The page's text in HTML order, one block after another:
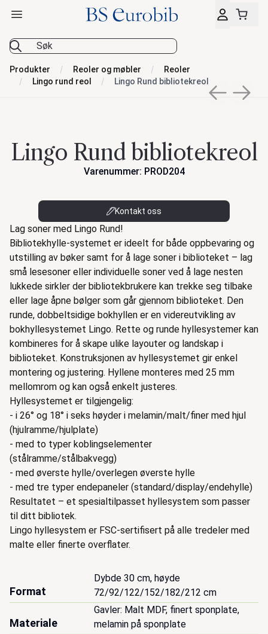
BS Eurobib
Åpne hovedmeny
Produkter Reoler og møbler
Reoler
Lingo rund reol
Lingo Rund bibliotekreol
Previous
Next
Lingo Rund bibliotekreol
Varenummer: PROD204
Kontakt oss
Beskrivelse
Lag soner med Lingo Rund!
Bibliotekhylle-systemet er ideelt for både oppbevaring og
utstilling av bøker samt for å lage soner i biblioteket – lag
små lesesoner eller individuelle soner ved å lage nesten
lukkede sirkler der bibliotekbrukere kan trekke seg tilbake
eller lage åpne bølger som går gjennom biblioteket. Den
runde, dobbeltsidige bokhyllen er en videreutvikling av
bokhyllesystemet Lingo. Rette og runde hyllesystemer kan
kombineres for å skape ulike layouter og landskap i
biblioteket. Konstruksjonen av hyllesystemet gir enkel
montering og justering. Hyllene monteres med 25 mm
mellomrom og kan også enkelt justeres.
Hyllesystemet er tilgjengelig:
- i 26° og 18° i seks høyder i melamin/malt/finer med hjul
(hjulramme/hjulplate)
- med to typer koblingselementer
(stålramme/stålbakvegg)
- med øverste hylle/overlegen øverste hylle
- med tre typer endepaneler (standard/display/endehylle)
Resultatet – et spesialtilpasset hyllesystem som passer
til ditt bibliotek.
Lingo hyllesystem er FSC-sertifisert på alle tredeler med
malte eller finerte overflater.
Format
Dybde 30 cm, høyde
72/92/122/152/182/212 cm
Materiale
Gavler: Malt MDF, finert sponplate,
melamin på sponplate